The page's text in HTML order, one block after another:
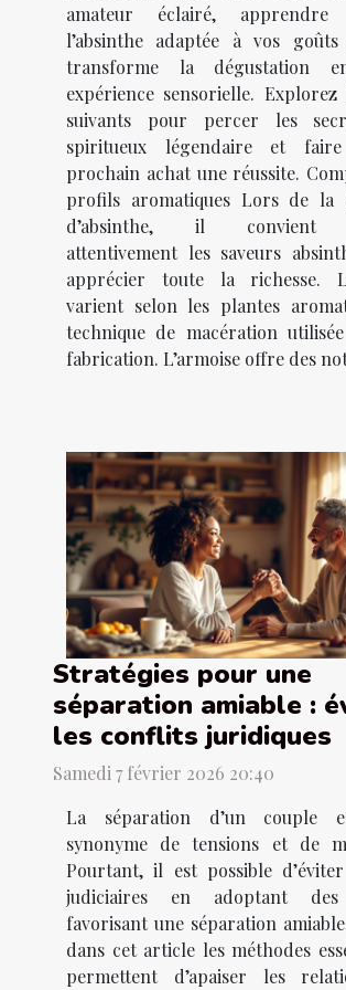
amateur éclairé,
l’absinthe adaptée à vos goûts
transforme la dégustation
expérience sensorielle. Explorez
suivants pour percer les
spiritueux légendaire et
prochain achat une réussite.
profils aromatiques Lors de la
d’absinthe, il convient
attentivement les saveurs
apprécier toute la richesse.
varient selon les plantes
technique de macération
fabrication. L’armoise offre des
Stratégies pour une
séparation amiable :
les conflits juridiques
Samedi 7 février 2026 20:40
La séparation d’un couple
synonyme de tensions et de
Pourtant, il est possible
judiciaires en adoptant des
favorisant une séparation
dans cet article les méthodes
permettent d’apaiser les